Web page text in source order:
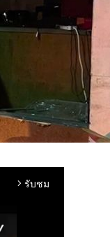
arrow_forward_ios รับชม